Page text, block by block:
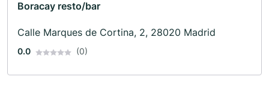
Boracay resto/bar
Calle Marques de Cortina, 2, 28020 Madrid
0.0 (0)